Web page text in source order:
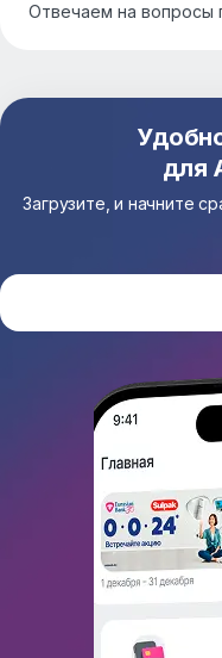
Отвечаем на вопросы
для
Загрузите, и начните